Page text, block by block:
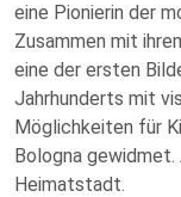
eine Pionierin der
Zusammen mit
eine der ersten
Jahrhunderts mit
Möglichkeiten für
Bologna gewidmet.
Heimatstadt.